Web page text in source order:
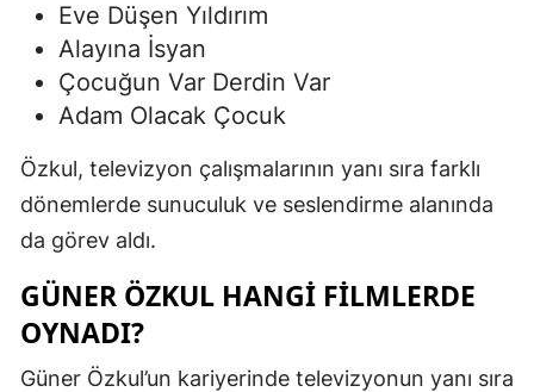
Eve Düşen Yıldırım
Alayına İsyan
Çocuğun Var Derdin Var
Adam Olacak Çocuk
Özkul, televizyon çalışmalarının yanı sıra farklı
dönemlerde sunuculuk ve seslendirme alanında
da görev aldı.
GÜNER ÖZKUL HANGI FILMLERDE
OYNADI?
Güner Özkul’un kariyerinde televizyonun yanı sıra